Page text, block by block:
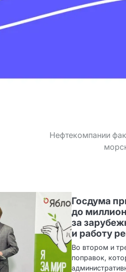
Нефтекомпании
Госдума
до
за
и работу
Во втором и
поправок,